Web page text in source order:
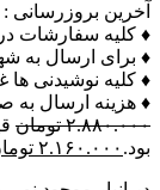
آخرین بروزرسانی :
♦ کلیه سفارشات در کمتر از 5
♦ برای ارسال به
♦ کلیه نوشیدنی ها
♦ هزینه ارسال به
۲.۸۸۰.۰۰۰ تومان
بود. ۲.۱۶۰.۰۰۰